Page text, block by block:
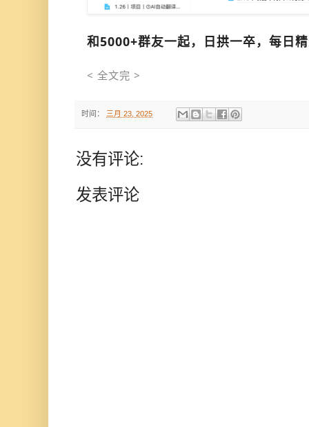
和5000+群友一起，日拱一卒，每日
< 全文完 >
时间： 三月 23, 2025
没有评论:
发表评论